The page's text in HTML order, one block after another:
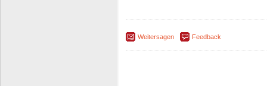
Weitersagen Feedback